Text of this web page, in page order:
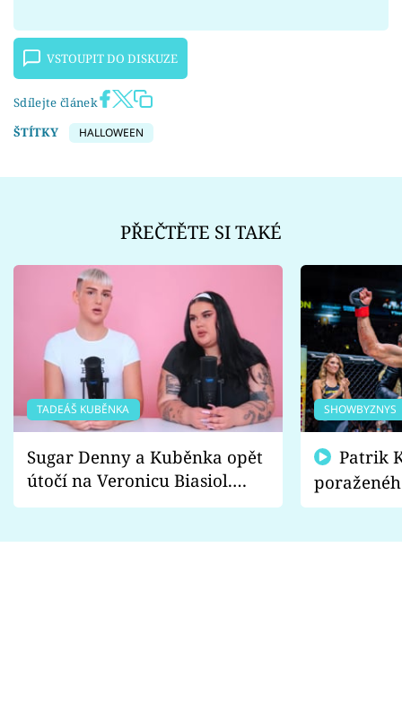
VSTOUPIT DO DISKUZE
Sdílejte článek
ŠTÍTKY
HALLOWEEN
PŘEČTĚTE SI TAKÉ
TADEÁŠ KUBĚNKA
Sugar Denny a Kuběnka opět
útočí na Veronicu Biasiol.
Proč je podle nich falešná a
SHOWBYZNYS
fanoušci